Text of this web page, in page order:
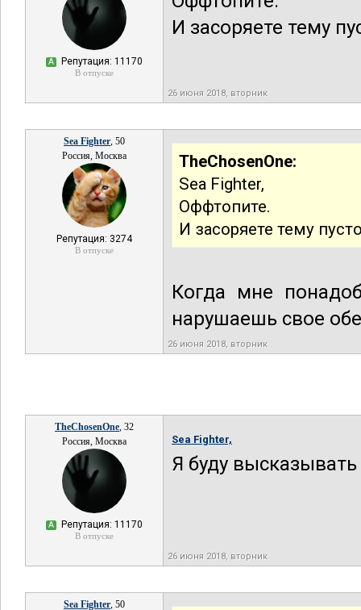
А Репутация: 11170
В отпуске
И засоряете тему
26 июня 2018, вторник
Sea Fighter, 50
Россия, Москва
Репутация: 3274
В отпуске
TheChosenOne:
Sea Fighter,
Оффтопите.
И засоряете тему
Когда мне
нарушаешь свое
26 июня 2018, вторник
TheChosenOne, 32
Россия, Москва
А Репутация: 11170
В отпуске
Sea Fighter,
Я буду
26 июня 2018, вторник
Sea Fighter, 50